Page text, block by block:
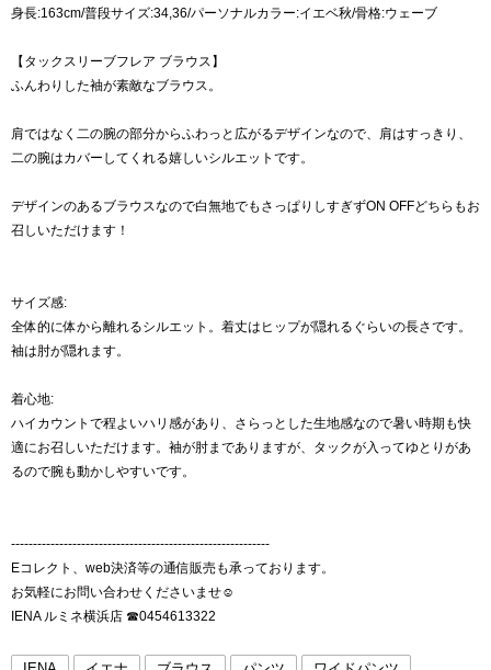
身長:163cm/普段サイズ:34,36/パーソナルカラー:イエベ秋/骨格:ウェーブ
【タックスリーブフレア ブラウス】
ふんわりした袖が素敵なブラウス。
肩ではなく二の腕の部分からふわっと広がるデザインなので、肩はすっきり、
二の腕はカバーしてくれる嬉しいシルエットです。
デザインのあるブラウスなので白無地でもさっぱりしすぎずON OFFどちらもお
召しいただけます！
サイズ感:
全体的に体から離れるシルエット。着丈はヒップが隠れるぐらいの長さです。
袖は肘が隠れます。
着心地:
ハイカウントで程よいハリ感があり、さらっとした生地感なので暑い時期も快
適にお召しいただけます。袖が肘までありますが、タックが入ってゆとりがあ
るので腕も動かしやすいです。
-----------------------------------------------------------
Eコレクト、web決済等の通信販売も承っております。
お気軽にお問い合わせくださいませ☺︎
IENA ルミネ横浜店 ☎︎0454613322